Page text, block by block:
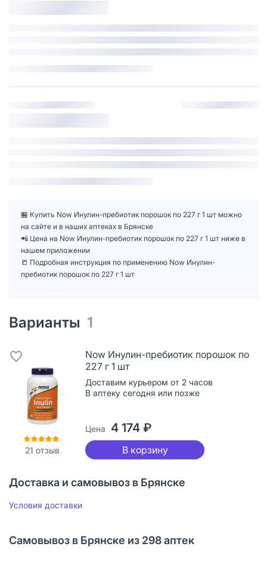
🏪 Купить Now Инулин-пребиотик порошок по 227 г 1 шт можно
на сайте и в наших аптеках в Брянске
📲 Цена на Now Инулин-пребиотик порошок по 227 г 1 шт ниже в
нашем приложении
📒 Подробная инструкция по применению Now Инулин-
пребиотик порошок по 227 г 1 шт
Варианты 1
21 отзыв
Now Инулин-пребиотик порошок по
227 г 1 шт
Доставим курьером от 2 часов
В аптеку сегодня или позже
Цена 4 174 ₽
В корзину
Доставка и самовывоз в Брянске
Условия доставки
Самовывоз в Брянске из 298 аптек